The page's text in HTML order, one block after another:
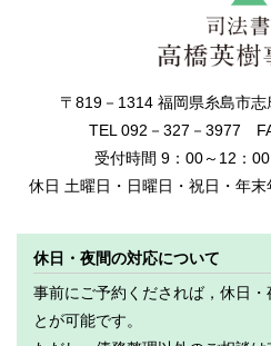
〒819－1314 福岡県糸島市
TEL 092－327－3977
受付時間 9：00～12：
休日 土曜日・日曜日・祝日・年末
休日・夜間の対応について
事前にご予約くだされば，休日
とが可能です。